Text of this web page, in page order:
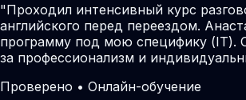
"Проходил интенсивный курс
английского перед переездом.
программу под мою специфику (IT).
за профессионализм и
Проверено • Онлайн-обучение